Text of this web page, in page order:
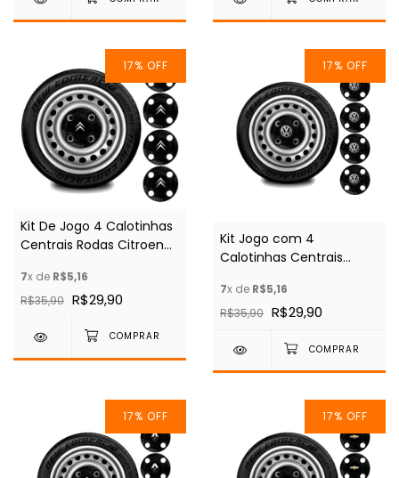
17% OFF
Kit De Jogo 4 Calotinhas
Centrais Rodas Citroen
7x de R$5,16
R$35,90 R$29,90
17% OFF
Kit Jogo com 4
Calotinhas Centrais
13/14/15
7x de R$5,16
R$35,90 R$29,90
17% OFF 17% OFF